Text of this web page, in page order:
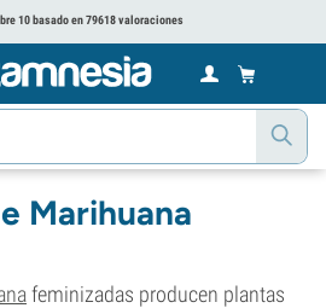
10 basado en 79618 valoraciones
Marihuana
feminizadas producen plantas